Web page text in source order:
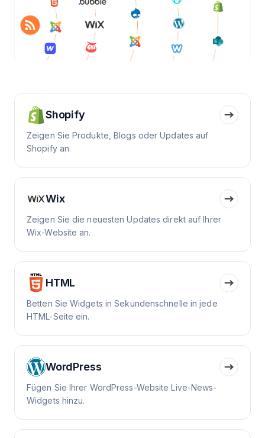
Shopify
Zeigen Sie Produkte, Blogs oder Updates auf
Shopify an.
Wix
Zeigen Sie die neuesten Updates direkt auf Ihrer
Wix-Website an.
HTML
Betten Sie Widgets in Sekundenschnelle in jede
HTML-Seite ein.
WordPress
Fügen Sie Ihrer WordPress-Website Live-News-
Widgets hinzu.